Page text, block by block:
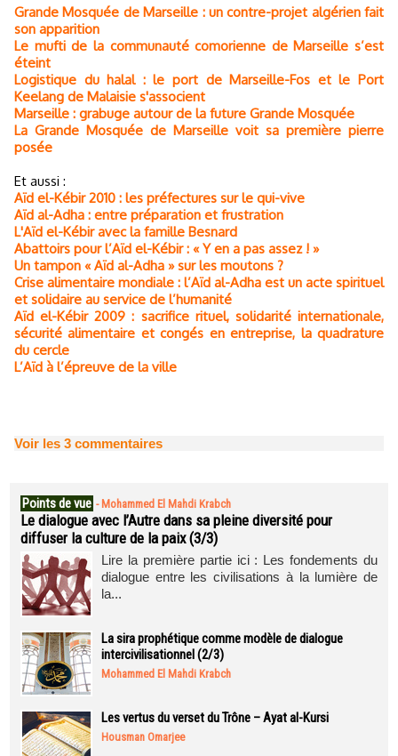
Grande Mosquée de Marseille : un contre-projet algérien fait
son apparition
Le mufti de la communauté comorienne de Marseille s’est
éteint
Logistique du halal : le port de Marseille-Fos et le Port
Keelang de Malaisie s'associent
Marseille : grabuge autour de la future Grande Mosquée
La Grande Mosquée de Marseille voit sa première pierre
posée
Et aussi :
Aïd el-Kébir 2010 : les préfectures sur le qui-vive
Aïd al-Adha : entre préparation et frustration
L'Aïd el-Kébir avec la famille Besnard
Abattoirs pour l’Aïd el-Kébir : « Y en a pas assez ! »
Un tampon « Aïd al-Adha » sur les moutons ?
Crise alimentaire mondiale : l’Aïd al-Adha est un acte spirituel
et solidaire au service de l’humanité
Aïd el-Kébir 2009 : sacrifice rituel, solidarité internationale,
sécurité alimentaire et congés en entreprise, la quadrature
du cercle
L’Aïd à l’épreuve de la ville
Voir les 3 commentaires
Points de vue - Mohammed El Mahdi Krabch
Le dialogue avec l’Autre dans sa pleine diversité pour
diffuser la culture de la paix (3/3)
Lire la première partie ici : Les fondements du
dialogue entre les civilisations à la lumière de
la...
La sira prophétique comme modèle de dialogue
intercivilisationnel (2/3)
Mohammed El Mahdi Krabch
Les vertus du verset du Trône – Ayat al-Kursi
Housman Omarjee